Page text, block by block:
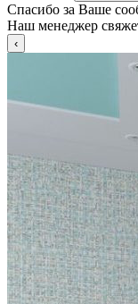
Спасибо за Ваше
Наш менеджер